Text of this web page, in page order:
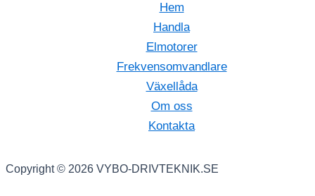
Hem
Handla
Elmotorer
Frekvensomvandlare
Växellåda
Om oss
Kontakta
Copyright © 2026 VYBO-DRIVTEKNIK.SE